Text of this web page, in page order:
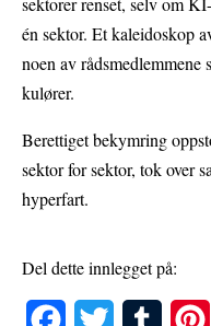
én sektor. Et kaleidoskop
noen av
kulører.
Berettiget bekymring
sektor for sektor, tok over
hyperfart.
Del dette innlegget på: